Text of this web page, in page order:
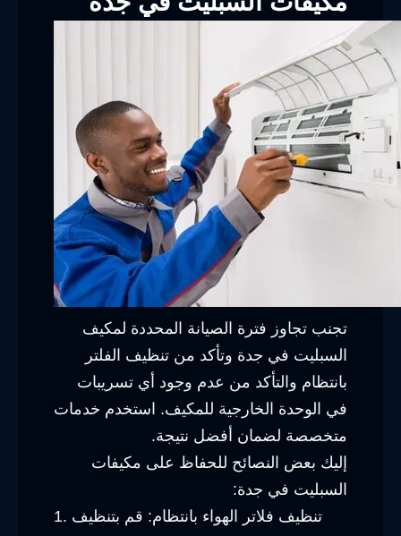
تجنب تجاوز فترة الصيانة المحددة لمكيف
السبليت في جدة وتأكد من تنظيف الفلتر
بانتظام والتأكد من عدم وجود أي تسريبات
في الوحدة الخارجية للمكيف. استخدم خدمات
متخصصة لضمان أفضل نتيجة.
إليك بعض النصائح للحفاظ على مكيفات
السبليت في جدة:
1. تنظيف فلاتر الهواء بانتظام: قم بتنظيف